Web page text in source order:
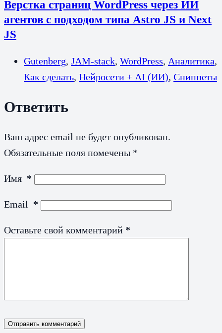
Верстка страниц WordPress через ИИ
агентов с подходом типа Astro JS и Next
JS
Gutenberg, JAM-stack, WordPress, Аналитика,
Как сделать, Нейросети + AI (ИИ), Сниппеты
Ответить
Ваш адрес email не будет опубликован.
Обязательные поля помечены *
Имя *
Email *
Оставьте свой комментарий *
Отправить комментарий